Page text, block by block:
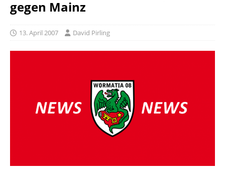
gegen Mainz
13. April 2007 David Pirling